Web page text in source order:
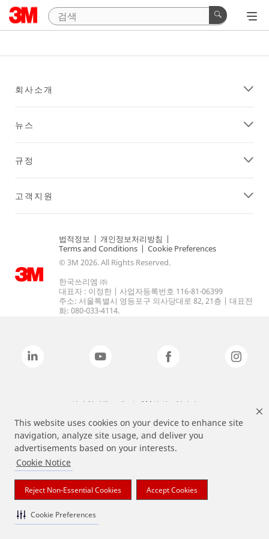
This website uses cookies on your device to enhance site
navigation, analyze site usage, and deliver you
advertisements based on your interests.
Cookie Notice
Reject Non-Essential Cookies Accept Cookies
Cookie Preferences
회사소개
뉴스
규정
고객지원
법적정보 | 개인정보처리방침 |
Terms and Conditions | Cookie Preferences
© 3M 2026. All Rights Reserved.
한국쓰리엠 ㈜
대표자 : 이정한 | 사업자등록번호 116-81-06399
주소: 서울특별시 영등포구 의사당대로 82, 21층 | 대표전
화: 080-033-4114.
상기 열거된 브랜드는 3M의 상표입니다.